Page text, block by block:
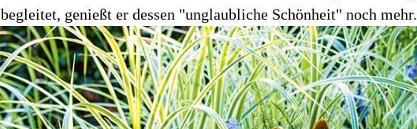
begleitet, genießt er dessen "unglaubliche Schönheit" noch mehr.